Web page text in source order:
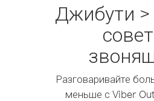
Джибути
Разговаривайте
меньше с Viber